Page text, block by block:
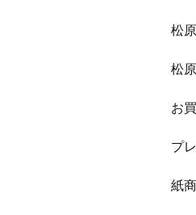
松
松
お
プ
紙